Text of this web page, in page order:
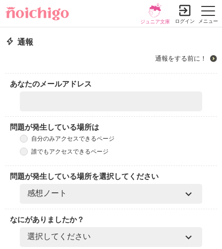
メニュー
ジュニア文庫 ログイン
通報
通報をする前に！
あなたのメールアドレス
問題が発生している場所は
自分のみアクセスできるページ
誰でもアクセスできるページ
問題が発生している場所を選択してください
なにがありましたか？